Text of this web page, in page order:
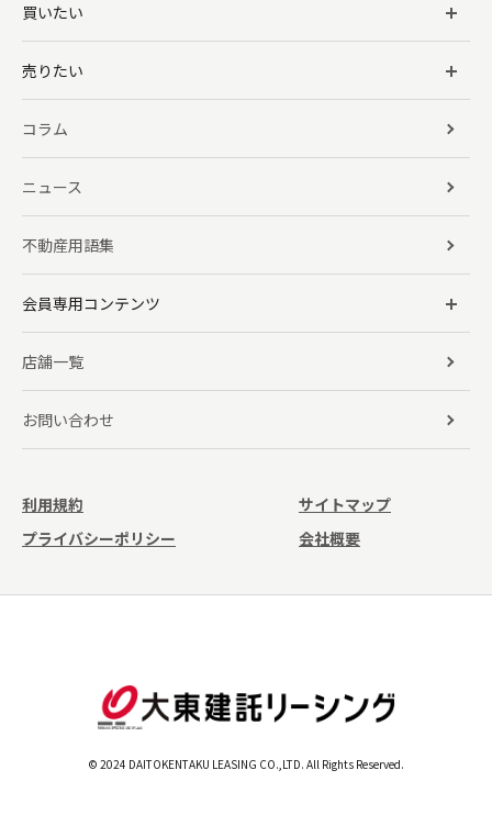
買いたい
売りたい
コラム
ニュース
不動産用語集
会員専用コンテンツ
店舗一覧
お問い合わせ
利用規約
サイトマップ
プライバシーポリシー
会社概要
© 2024 DAITOKENTAKU LEASING CO.,LTD. All Rights Reserved.